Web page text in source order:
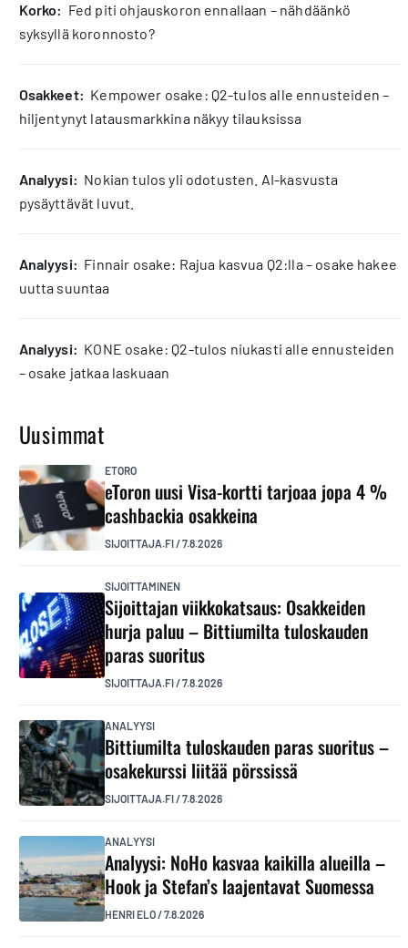
korko: Fed piti ohjauskoron ennallaan – nähdäänkö
syksyllä koronnosto?
osakkeet: Kempower osake: Q2-tulos alle ennusteiden –
hiljentynyt latausmarkkina näkyy tilauksissa
analyysi: Nokian tulos yli odotusten. AI-kasvusta
pysäyttävät luvut.
analyysi: Finnair osake: Rajua kasvua Q2:lla – osake hakee
uutta suuntaa
analyysi: KONE osake: Q2-tulos niukasti alle ennusteiden
– osake jatkaa laskuaan
Uusimmat
ETORO
eToron uusi Visa-kortti tarjoaa jopa 4 %
cashbackia osakkeina
SIJOITTAJA.FI/7.8.2026
SIJOITTAMINEN
Sijoittajan viikkokatsaus: Osakkeiden
hurja paluu – Bittiumilta tuloskauden
paras suoritus
SIJOITTAJA.FI/7.8.2026
ANALYYSI
Bittiumilta tuloskauden paras suoritus –
osakekurssi liitää pörssissä
SIJOITTAJA.FI/7.8.2026
ANALYYSI
Analyysi: NoHo kasvaa kaikilla alueilla –
Hook ja Stefan’s laajentavat Suomessa
HENRI ELO/7.8.2026